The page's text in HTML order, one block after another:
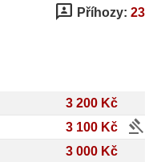
3p Příhozy: 23
3 200 Kč
3 100 Kč gavel
3 000 Kč